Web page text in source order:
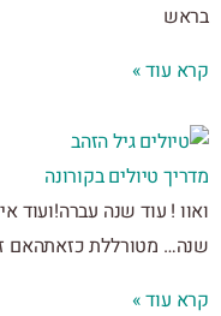
עוד »
טיולים בקורונה
! עוד שנה עברה!ועוד איזה
מטורללת כזאתהאם זאת
עוד »